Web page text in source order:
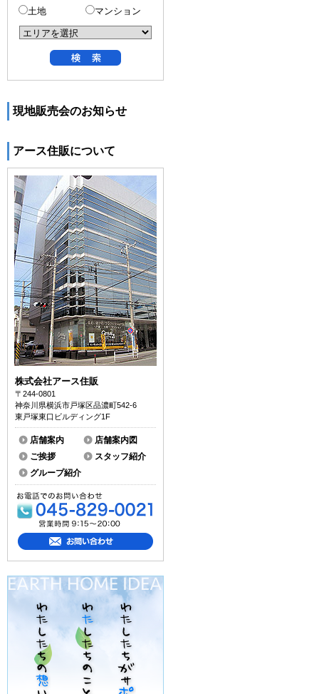
土地
マンション
現地販売会のお知らせ
アース住販について
株式会社アース住販
〒244-0801
神奈川県横浜市戸塚区品濃町542-6
東戸塚東口ビルディング1F
店舗案内
店舗案内図
ご挨拶
スタッフ紹介
グループ紹介